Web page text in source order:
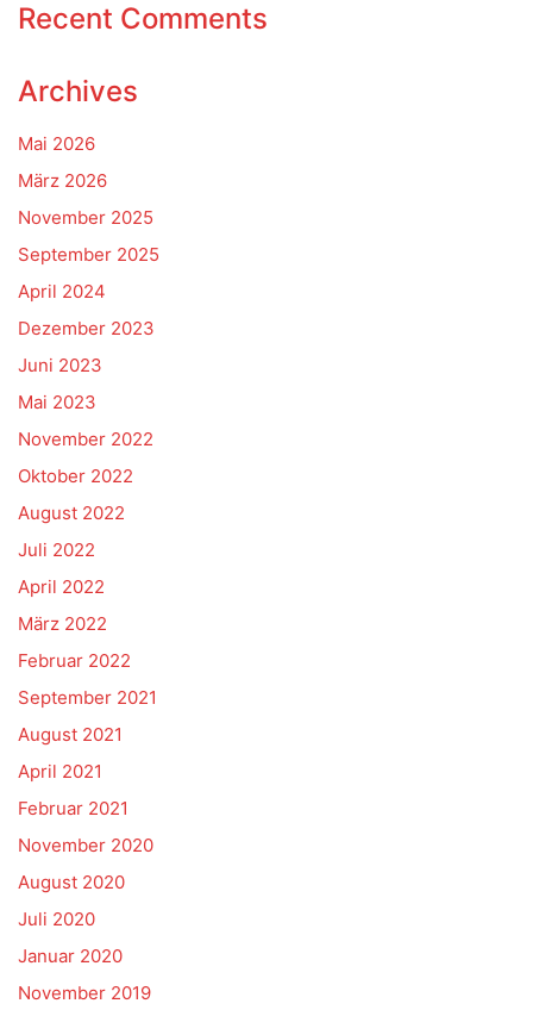
Recent Comments
Archives
Mai 2026
März 2026
November 2025
September 2025
April 2024
Dezember 2023
Juni 2023
Mai 2023
November 2022
Oktober 2022
August 2022
Juli 2022
April 2022
März 2022
Februar 2022
September 2021
August 2021
April 2021
Februar 2021
November 2020
August 2020
Juli 2020
Januar 2020
November 2019